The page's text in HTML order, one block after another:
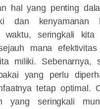
hal yang penting
dan kenyamanan
waktu, seringkali kita
mana efektivitas
miliki. Sebenarnya,
yang perlu
tetap optimal.
yang seringkali